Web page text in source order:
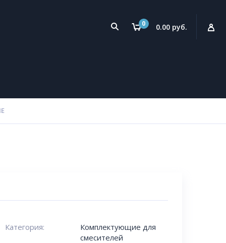
0 0.00 руб.
Категория:
Комплектующие для
смесителей